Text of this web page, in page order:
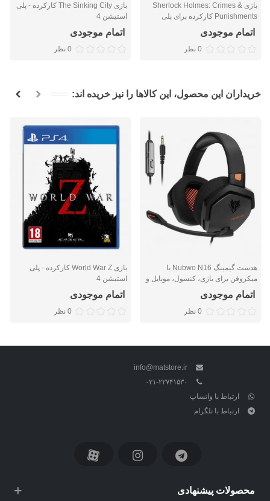
بازی Sherlock Holmes: Crimes &
Punishments کارکرده برای پلی
استیشن 4
اتمام موجودی
0 نظر
بازی The Sinking City کارکرده - پلی
استیشن 4
اتمام موجودی
0 نظر
خریداران این محصول، این کالاها را نیز خریده اند:
هدست گیمینگ Nubwo N16 با
میکروفن برای بازی، کنسول، موبایل و
تبلت
اتمام موجودی
0 نظر
بازی World War Z کارکرده - پلی
استیشن 4
اتمام موجودی
0 نظر
info@matstore.ir
۰۲۱-۲۲۷۴۱۵۳۰
ارتباط با واتساپ
ارتباط با تلگرام
محصولات پیشنهادی